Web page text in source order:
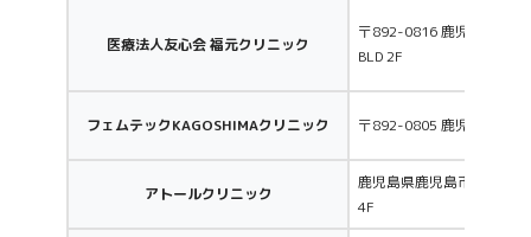
医療法人友心会 福元クリニック
〒892-0816 鹿児島市山
BLD 2F
フェムテックKAGOSHIMAクリニック 〒892-0805 鹿児島市大
アトールクリニック
鹿児島県鹿児島市中央町
4F